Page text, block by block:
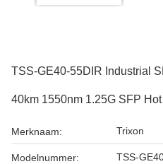
TSS-GE40-55DIR Industrial
40km 1550nm 1.25G SFP
Merknaam: Trixon
Modelnummer: TSS-